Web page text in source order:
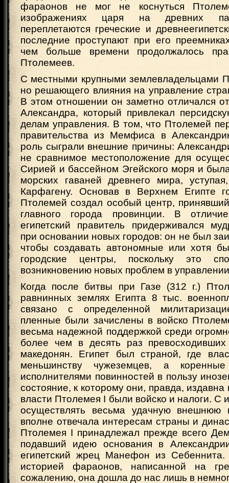
фараонов не мог не коснуться
изображениях царя на древних
переплетаются греческие и
последние проступают при его
чем больше времени продолжалось
Птолемеев.
С местными крупными землевладельцами
но решающего влияния на управление
В этом отношении он заметно отличался
Александра, который привлекал
делам управления. В том, что Птолемей
правительства из Мемфиса в
роль сыграли внешние причины:
не сравнимое местоположение для
Сирией и бассейном Эгейского моря и
морских гаваней древнего мира,
Карфагену. Основав в Верхнем Египте
Птолемей создал особый центр,
главного города провинции. В
египетский правитель придерживался
при основании новых городов: он не был
чтобы создавать автономные или хотя
городские центры, поскольку это
возникновению новых проблем в
Когда после битвы при Газе (312 г.)
равнинных землях Египта 8 тыс.
связано с определенной
пленные были зачислены в войско
весьма надежной поддержкой среди
более чем в десять раз
македонян. Египет был страной, где
меньшинству чужеземцев, а
исполнителями повинностей в пользу
состояние, к которому они, правда,
власти Птолемея I были войско и налоги. С
осуществлять весьма удачную внешнюю
вполне отвечала интересам страны и
Птолемея I принадлежал прежде всего
подавший идею основания в
египетский жрец Манефон из
историей фараонов, написанной на
сожалению, она дошла до нас лишь в